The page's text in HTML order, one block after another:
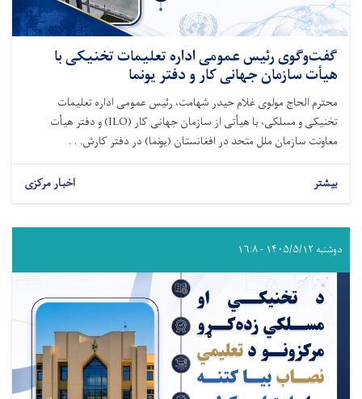
گفت‌وگوی رئیس عمومی اداره تعلیمات تخنیکی با
هیأت سازمان جهانی کار و دفتر یونما
محترم الحاج مولوی غلام حیدر شهامت، رئیس عمومی اداره تعلیمات
تخنیکی و مسلکی، با هیأتی از سازمان جهانی کار (ILO) و دفتر هیأت
معاونت سازمان ملل متحد در افغانستان (یونما) در دفتر کارش. . .
بیشتر اخبار مرکزی
دوشنبه ۱۴۰۵/۵/۱۲ - ۱۶:۸